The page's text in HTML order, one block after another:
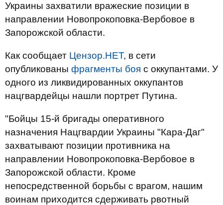
Украины захватили вражеские позиции в
направлении Новопрокоповка-Вербовое в
Запорожской области.
Как сообщает Цензор.НЕТ, в сети
опубликованы фрагменты боя с оккупантами. У
одного из ликвидированных оккупантов
нацгвардейцы нашли портрет Путина.
"Бойцы 15-й бригады оперативного
назначения Нацгвардии Украины "Кара-Даг"
захватывают позиции противника на
направлении Новопрокоповка-Вербовое в
Запорожской области. Кроме
непосредственной борьбы с врагом, нашим
воинам приходится сдерживать рвотный